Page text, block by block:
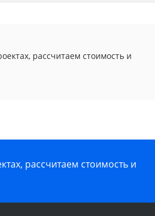
рассчитаем стоимость и
рассчитаем стоимость и